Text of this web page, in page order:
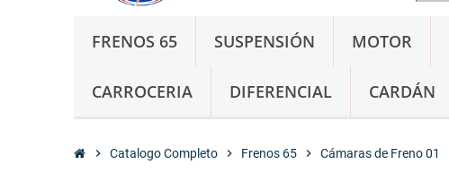
FRENOS 65 SUSPENSIÓN MOTOR
CARROCERIA DIFERENCIAL CARDÁN
chevron_right Catalogo Completo chevron_right Frenos 65 chevron_right Cámaras de Freno 01